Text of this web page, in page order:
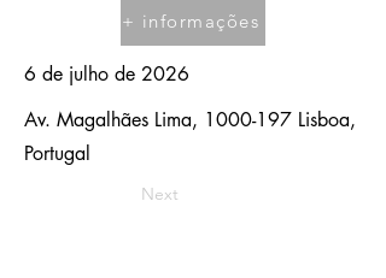
+ informações
6 de julho de 2026
Av. Magalhães Lima, 1000-197 Lisboa,
Portugal
Next